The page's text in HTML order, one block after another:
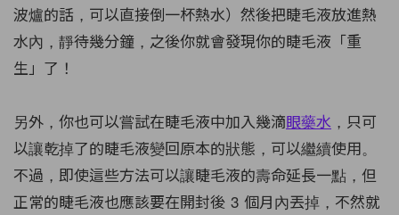
波爐的話，可以直接倒一杯熱水）然後把睫毛液放進熱
水內，靜待幾分鐘，之後你就會發現你的睫毛液「重
生」了！
另外，你也可以嘗試在睫毛液中加入幾滴眼藥水 ，只可
以讓乾掉了的睫毛液變回原本的狀態，可以繼續使用。
不過，即使這些方法可以讓睫毛液的壽命延長一點，但
正常的睫毛液也應該要在開封後 3 個月內丟掉，不然就